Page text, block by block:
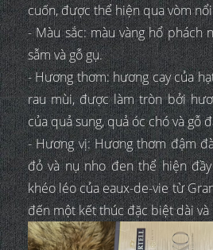
cuốn, được thể hiện qua vòm
- Màu sắc: màu vàng hổ phách
sẫm và gỗ gụ.
- Hương thơm: hương cay của
rau mùi, được làm tròn bởi
của quả sung, quả óc chó và gỗ
- Hương vị: Hương thơm đậm
đỏ và nụ nho đen thể hiện
khéo léo của eaux-de-vie từ
đến một kết thúc đặc biệt dài và